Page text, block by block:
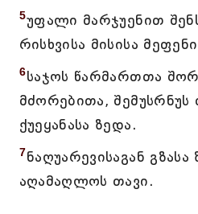
5უფალი მარჯუენით
რისხვისა მისისა
6საჯოს წარმართთა
მძორებითა,
ქუეყანასა ზედა.
7ნაღუარევისაგან გზასა
აღამაღლოს თავი.